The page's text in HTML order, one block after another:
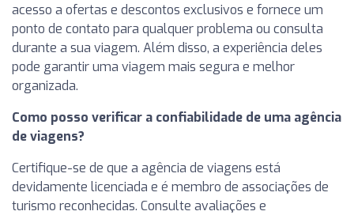
acesso a ofertas e descontos exclusivos e fornece um
ponto de contato para qualquer problema ou consulta
durante a sua viagem. Além disso, a experiência deles
pode garantir uma viagem mais segura e melhor
organizada.
Como posso verificar a confiabilidade de uma agência
de viagens?
Certifique-se de que a agência de viagens está
devidamente licenciada e é membro de associações de
turismo reconhecidas. Consulte avaliações e